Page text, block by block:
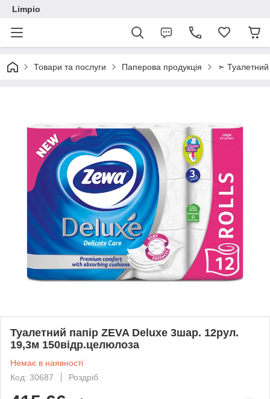
Limpio
Товари та послуги Паперова продукція ➣ Туалетний
Туалетний папір ZEVA Deluxe 3шар. 12рул.
19,3м 150відр.целюлоза
Немає в наявності
Код: 30687
Роздріб